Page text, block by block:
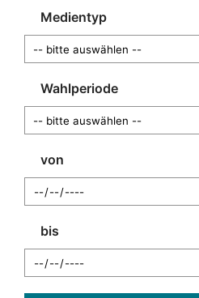
Medientyp
Wahlperiode
von
bis